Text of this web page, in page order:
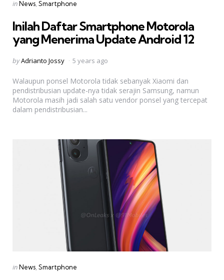
Categories
Posted
inNews Smartphone
Inilah Daftar Smartphone Motorola
yang Menerima Update Android 12
Posted
byAdrianto Jossy 5 years ago
Walaupun ponsel Motorola tidak sebanyak Xiaomi dan
pendistribusian update-nya tidak serajin Samsung, namun
Motorola masih jadi salah satu vendor ponsel yang tercepat
dalam pendistribusian...
Categories
Posted
inNews Smartphone